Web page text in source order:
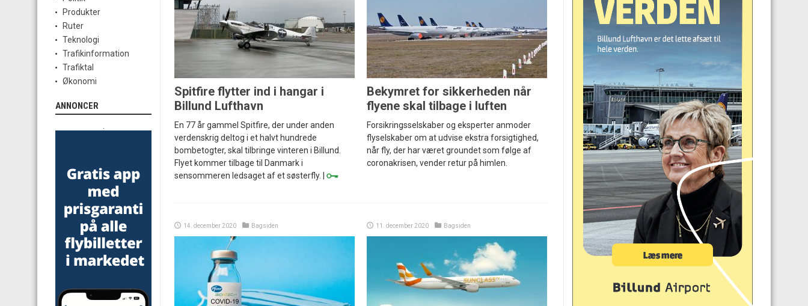
Spitfire flytter ind i hangar i
Billund Lufthavn
En 77 år gammel Spitfire, der under anden
verdenskrig deltog i et halvt hundrede
bombetogter, skal tilbringe vinteren i Billund.
Flyet kommer tilbage til Danmark i
sensommeren ledsaget af et søsterfly. |
Bekymret for sikkerheden når
flyene skal tilbage i luften
Forsikringsselskaber og eksperter anmoder
flyselskaber om at udvise ekstra forsigtighed,
når fly, der har været groundet som følge af
coronakrisen, vender retur på himlen.
14. december 2020 Bagsiden 11. december 2020 Bagsiden
Produkter
Ruter
Teknologi
Trafikinformation
Trafiktal
Økonomi
ANNONCER